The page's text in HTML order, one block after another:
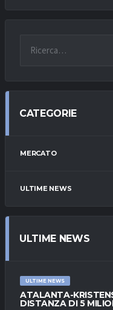
CATEGORIE
MERCATO
ULTIME NEWS
ULTIME NEWS
ULTIME NEWS
ATALANTA-
DISTANZA DI 5